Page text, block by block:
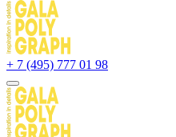
+ 7 (495) 777 01 98